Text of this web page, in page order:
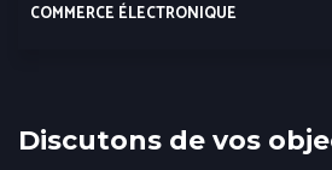
COMMERCE ÉLECTRONIQUE
Discutons de vos